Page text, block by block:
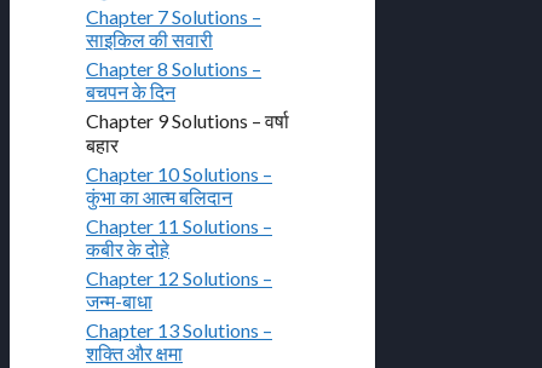
Chapter 7 Solutions –
साइकिल की सवारी
Chapter 8 Solutions –
बचपन के दिन
Chapter 9 Solutions – वर्षा
बहार
Chapter 10 Solutions –
कुंभा का आत्म बलिदान
Chapter 11 Solutions –
कबीर के दोहे
Chapter 12 Solutions –
जन्म-बाधा
Chapter 13 Solutions –
शक्ति और क्षमा